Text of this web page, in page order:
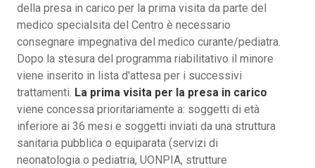
della presa in carico per la prima visita da parte del
medico specialsita del Centro è necessario
consegnare impegnativa del medico curante/pediatra.
Dopo la stesura del programma riabilitativo il minore
viene inserito in lista d'attesa per i successivi
trattamenti. La prima visita per la presa in carico
viene concessa prioritariamente a: soggetti di età
inferiore ai 36 mesi e soggetti inviati da una struttura
sanitaria pubblica o equiparata (servizi di
neonatologia o pediatria, UONPIA, strutture